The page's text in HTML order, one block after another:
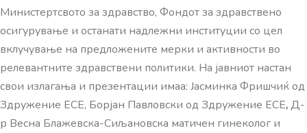
Министертсвото за здравство, Фондот за здравствено
осигурување и останати надлежни институции со цел
вклучување на предложените мерки и активности во
релевантните здравствени политики. На јавниот настан
свои излагања и презентации имаа: Јасминка Фришчиќ од
Здружение ЕСЕ, Борјан Павловски од Здружение ЕСЕ,Д-
р Весна Блажевска-Сиљановска матичен гинеколог и